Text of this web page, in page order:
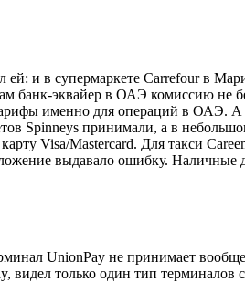
и в супермаркете Carrefour в
банк-эквайер в ОАЭ комиссию не
именно для операций в ОАЭ. А
Spinneys принимали, а в
Visa/Mastercard. Для такси
выдавало ошибку.
UnionPay не принимает
видел только один тип терминалов